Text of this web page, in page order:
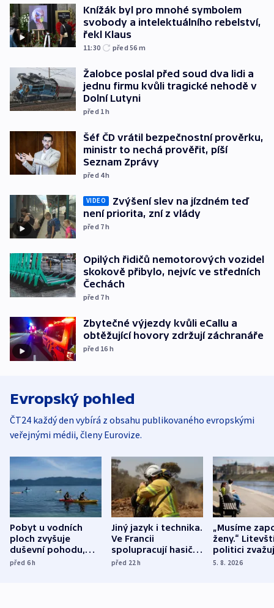
Knížák byl pro mnohé symbolem
svobody a intelektuálního rebelství,
řekl Klaus
11:30 před 56 m
Žalobce poslal před soud dva lidi a
jednu firmu kvůli tragické nehodě v
Dolní Lutyni
před 1h
Šéf ČD vrátil bezpečnostní prověrku,
ministr to nechá prověřit, píší
Seznam Zprávy
před 4h
VIDEO
Zvýšení slev na jízdném teď
není priorita, zní z vlády
před 7h
Opilých řidičů nemotorových vozidel
skokově přibylo, nejvíc ve středních
Čechách
před 7h
Zbytečné výjezdy kvůli eCallu a
obtěžující hovory zdržují záchranáře
před 16 h
Evropský pohled
ČT24 každý den vybírá z obsahu publikovaného evropskými
veřejnými médii, členy Eurovize.
Pobyt u vodních
ploch zvyšuje
duševní pohodu,
ukázala
před 6h
Jiný jazyk i technika.
Ve Francii
spolupracují hasiči z
různých zemí
před 22h
„Musíme
ženy.“
politici
dohodu o
5. 8. 2026